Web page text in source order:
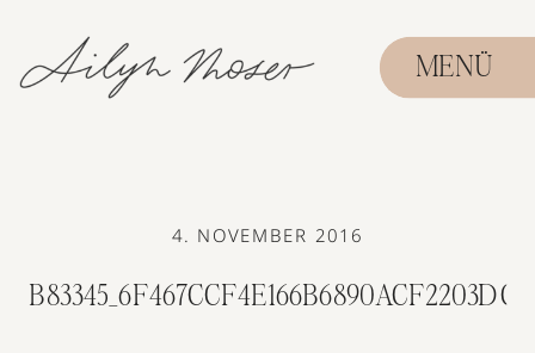
MENÜ
4. NOVEMBER 2016